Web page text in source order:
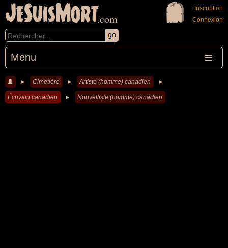
JeSuisMort.com
Menu
Inscription
Connexion
► Cimetière ► Artiste (homme) canadien ►
Écrivain canadien ► Nouvelliste (homme) canadien